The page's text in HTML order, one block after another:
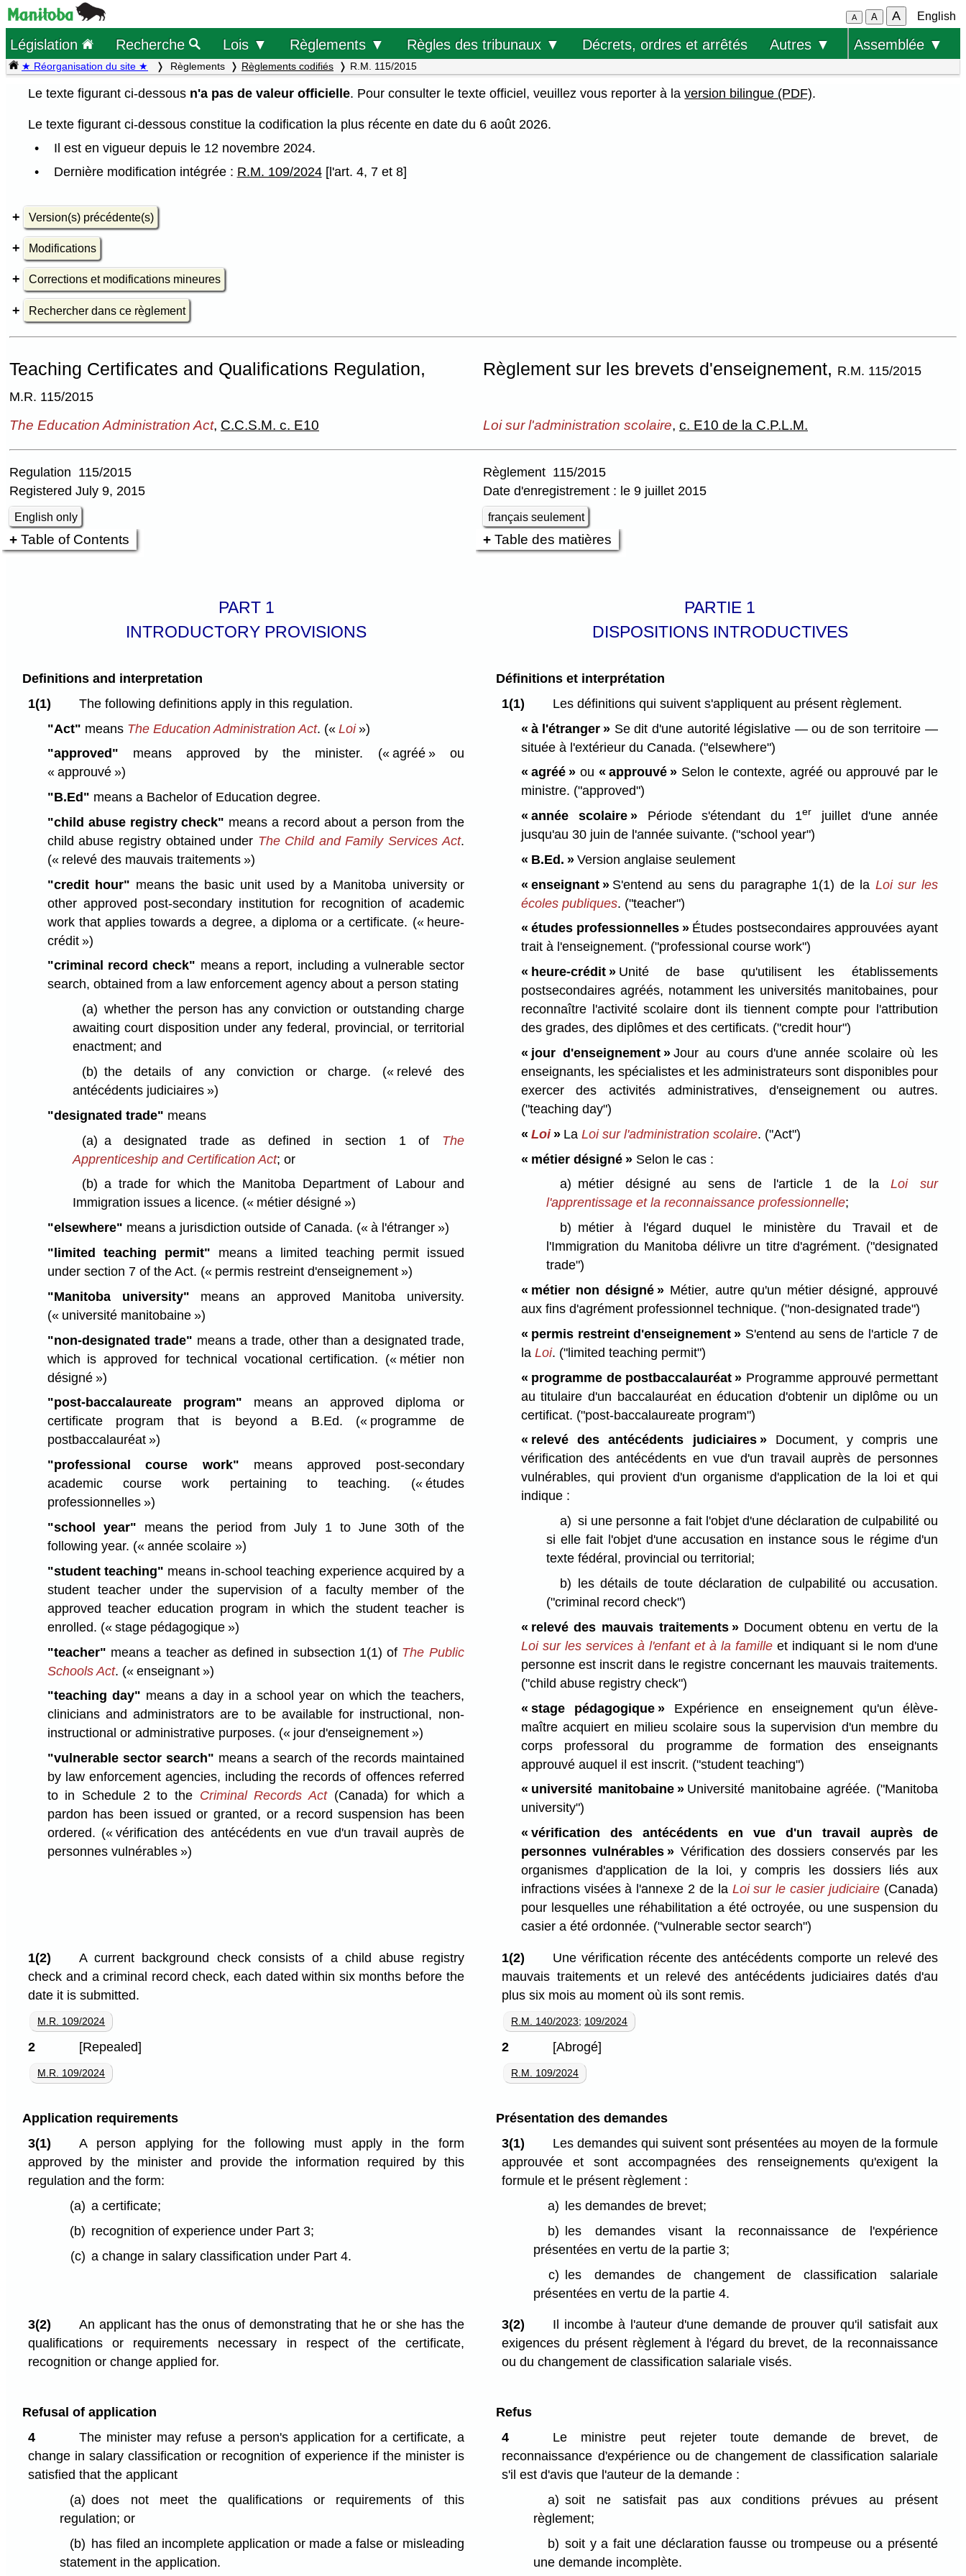
A A A English
Législation Recherche Lois ▼ Règlements ▼ Règles des tribunaux ▼ Décrets, ordres et arrêtés Autres ▼ Assemblée ▼
★ Réorganisation du site ★ Règlements Règlements codifiés R.M. 115/2015
Le texte figurant ci-dessous n'a pas de valeur officielle. Pour consulter le texte officiel, veuillez vous reporter à laversion bilingue (PDF).
Le texte figurant ci-dessous constitue la codification la plus récente en date du 6 août 2026.
Il est en vigueur depuis le 12 novembre 2024.
Dernière modification intégrée : R.M. 109/2024[l'art. 4, 7 et 8]
Version(s) précédente(s)
Modifications
Corrections et modifications mineures
Rechercher dans ce règlement
Teaching Certificates and Qualifications Regulation,
M.R. 115/2015
Règlement sur les brevets d'enseignement, R.M. 115/2015
The Education Administration Act, C.C.S.M. c. E10 Loi sur l'administration scolaire, c. E10 de la C.P.L.M.
Regulation 115/2015
Registered July 9, 2015
English only
Règlement 115/2015
Date d'enregistrement : le 9 juillet 2015
français seulement
Table of Contents Table des matières
PART 1
INTRODUCTORY PROVISIONS
PARTIE 1
DISPOSITIONS INTRODUCTIVES
Definitions and interpretation
1(1)
The following definitions apply in this regulation.
"Act" means The Education Administration Act. (« Loi»)
"approved" means approved by the minister. (« agréé » ou
« approuvé »)
"B.Ed" means a Bachelor of Education degree.
"child abuse registry check" means a record about a person from the
child abuse registry obtained under The Child and Family Services Act.
(« relevé des mauvais traitements »)
"credit hour" means the basic unit used by a Manitoba university or
other approved post-secondary institution for recognition of academic
work that applies towards a degree, a diploma or a certificate. (« heure-
crédit »)
"criminal record check" means a report, including a vulnerable sector
search, obtained from a law enforcement agency about a person stating
(a) whether the person has any conviction or outstanding charge
awaiting court disposition under any federal, provincial, or territorial
enactment; and
(b) the details of any conviction or charge. (« relevé des
antécédents judiciaires »)
"designated trade" means
(a) a designated trade as defined in section 1 of The
Apprenticeship and Certification Act; or
(b) a trade for which the Manitoba Department of Labour and
Immigration issues a licence. (« métier désigné »)
"elsewhere" means a jurisdiction outside of Canada. (« à l'étranger »)
"limited teaching permit" means a limited teaching permit issued
under section 7 of the Act. (« permis restreint d'enseignement »)
"Manitoba university" means an approved Manitoba university.
(« université manitobaine »)
"non-designated trade" means a trade, other than a designated trade,
which is approved for technical vocational certification. (« métier non
désigné »)
"post-baccalaureate program" means an approved diploma or
certificate program that is beyond a B.Ed. (« programme de
postbaccalauréat »)
"professional course work" means approved post-secondary
academic course work pertaining to teaching. (« études
professionnelles »)
"school year" means the period from July 1 to June 30th of the
following year. (« année scolaire »)
"student teaching" means in-school teaching experience acquired by a
student teacher under the supervision of a faculty member of the
approved teacher education program in which the student teacher is
enrolled. (« stage pédagogique »)
"teacher" means a teacher as defined in subsection 1(1) of The Public
Schools Act. (« enseignant »)
"teaching day" means a day in a school year on which the teachers,
clinicians and administrators are to be available for instructional, non-
instructional or administrative purposes. (« jour d'enseignement »)
"vulnerable sector search" means a search of the records maintained
by law enforcement agencies, including the records of offences referred
to in Schedule 2 to the Criminal Records Act(Canada) for which a
pardon has been issued or granted, or a record suspension has been
ordered. (« vérification des antécédents en vue d'un travail auprès de
personnes vulnérables »)
Définitions et interprétation
1(1)
Les définitions qui suivent s'appliquent au présent règlement.
« à l'étranger » Se dit d'une autorité législative — ou de son territoire —
située à l'extérieur du Canada. ("elsewhere")
« agréé » ou « approuvé »Selon le contexte, agréé ou approuvé par le
ministre. ("approved")
« année scolaire » Période s'étendant du 1er
juillet d'une année
jusqu'au 30 juin de l'année suivante. ("school year")
« B.Ed. »Version anglaise seulement
« enseignant » S'entend au sens du paragraphe 1(1) de la Loi sur les
écoles publiques. ("teacher")
« études professionnelles » Études postsecondaires approuvées ayant
trait à l'enseignement. ("professional course work")
« heure-crédit »Unité de base qu'utilisent les établissements
postsecondaires agréés, notamment les universités manitobaines, pour
reconnaître l'activité scolaire dont ils tiennent compte pour l'attribution
des grades, des diplômes et des certificats. ("credit hour")
« jour d'enseignement »Jour au cours d'une année scolaire où les
enseignants, les spécialistes et les administrateurs sont disponibles pour
exercer des activités administratives, d'enseignement ou autres.
("teaching day")
« Loi»La Loi sur l'administration scolaire. ("Act")
« métier désigné »Selon le cas :
a) métier désigné au sens de l'article 1 de laLoi sur
l'apprentissage et la reconnaissance professionnelle;
b) métier à l'égard duquel le ministère du Travail et de
l'Immigration du Manitoba délivre un titre d'agrément. ("designated
trade")
« métier non désigné » Métier, autre qu'un métier désigné, approuvé
aux fins d'agrément professionnel technique. ("non-designated trade")
« permis restreint d'enseignement » S'entend au sens de l'article 7 de
la Loi. ("limited teaching permit")
« programme de postbaccalauréat » Programme approuvé permettant
au titulaire d'un baccalauréat en éducation d'obtenir un diplôme ou un
certificat. ("post-baccalaureate program")
« relevé des antécédents judiciaires »Document, y compris une
vérification des antécédents en vue d'un travail auprès de personnes
vulnérables, qui provient d'un organisme d'application de la loi et qui
indique :
a) si une personne a fait l'objet d'une déclaration de culpabilité ou
si elle fait l'objet d'une accusation en instance sous le régime d'un
texte fédéral, provincial ou territorial;
b)
les détails de toute déclaration de culpabilité ou accusation.
("criminal record check")
« relevé des mauvais traitements »Document obtenu en vertu de la
Loi sur les services à l'enfant et à la famille et indiquant si le nom d'une
personne est inscrit dans le registre concernant les mauvais traitements.
("child abuse registry check")
« stage pédagogique » Expérience en enseignement qu'un élève-
maître acquiert en milieu scolaire sous la supervision d'un membre du
corps professoral du programme de formation des enseignants
approuvé auquel il est inscrit. ("student teaching")
« université manitobaine » Université manitobaine agréée. ("Manitoba
university")
« vérification des antécédents en vue d'un travail auprès de
personnes vulnérables » Vérification des dossiers conservés par les
organismes d'application de la loi, y compris les dossiers liés aux
infractions visées à l'annexe 2 de la Loi sur le casier judiciaire (Canada)
pour lesquelles une réhabilitation a été octroyée, ou une suspension du
casier a été ordonnée. ("vulnerable sector search")
1(2)
A current background check consists of a child abuse registry
check and a criminal record check, each dated within six months before the
date it is submitted.
M.R. 109/2024
1(2)
Une vérification récente des antécédents comporte un relevé des
mauvais traitements et un relevé des antécédents judiciaires datés d'au
plus six mois au moment où ils sont remis.
R.M. 140/2023; 109/2024
2 [Repealed]
M.R. 109/2024
2 [Abrogé]
R.M. 109/2024
Application requirements
3(1)
A person applying for the following must apply in the form
approved by the minister and provide the information required by this
regulation and the form:
(a) a certificate;
(b) recognition of experience under Part 3;
(c) a change in salary classification under Part 4.
Présentation des demandes
3(1)
Les demandes qui suivent sont présentées au moyen de la formule
approuvée et sont accompagnées des renseignements qu'exigent la
formule et le présent règlement :
a)
les demandes de brevet;
b) les demandes visant la reconnaissance de l'expérience
présentées en vertu de la partie 3;
c) les demandes de changement de classification salariale
présentées en vertu de la partie 4.
3(2)
An applicant has the onus of demonstrating that he or she has the
qualifications or requirements necessary in respect of the certificate,
recognition or change applied for.
3(2)
Il incombe à l'auteur d'une demande de prouver qu'il satisfait aux
exigences du présent règlement à l'égard du brevet, de la reconnaissance
ou du changement de classification salariale visés.
Refusal of application
4
The minister may refuse a person's application for a certificate, a
change in salary classification or recognition of experience if the minister is
satisfied that the applicant
(a) does not meet the qualifications or requirements of this
regulation; or
(b) has filed an incomplete application or made a false or misleading
statement in the application.
Refus
4
Le ministre peut rejeter toute demande de brevet, de
reconnaissance d'expérience ou de changement de classification salariale
s'il est d'avis que l'auteur de la demande :
a) soit ne satisfait pas aux conditions prévues au présent
règlement;
b) soit y a fait une déclaration fausse ou trompeuse ou a présenté
une demande incomplète.